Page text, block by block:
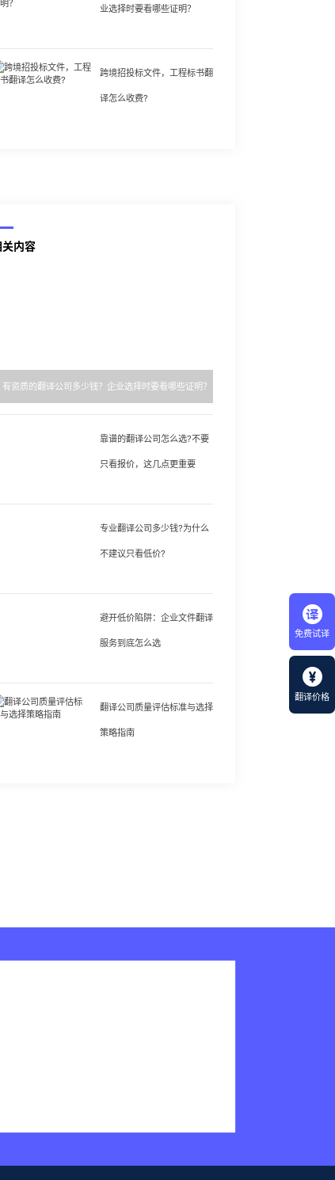
免费试译
翻译价格
业选择时要看哪些证明？
跨境招投标文件，工程标书翻
译怎么收费?
关内容
有资质的翻译公司多少钱？企业选择时要看哪些证明？
靠谱的翻译公司怎么选?不要
只看报价，这几点更重要
专业翻译公司多少钱?为什么
不建议只看低价?
避开低价陷阱：企业文件翻译
服务到底怎么选
翻译公司质量评估标准与选择
策略指南